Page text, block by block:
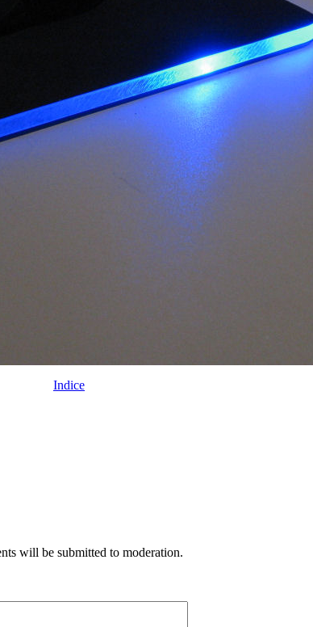
Indice
will be submitted to moderation.